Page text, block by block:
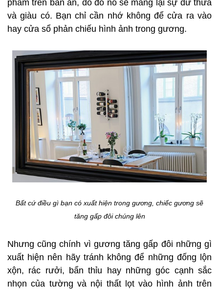
phẩm trên bàn ăn, do đó nó sẽ mang lại sự dư thừa
và giàu có. Bạn chỉ cần nhớ không để cửa ra vào
hay cửa sổ phản chiếu hình ảnh trong gương.
Bất cứ điều gì bạn có xuất hiện trong gương, chiếc gương sẽ
tăng gấp đôi chúng lên
Nhưng cũng chính vì gương tăng gấp đôi những gì
xuất hiện nên hãy tránh không để những đống lộn
xộn, rác rưởi, bẩn thỉu hay những góc cạnh sắc
nhọn của tường và nội thất lọt vào hình ảnh trên